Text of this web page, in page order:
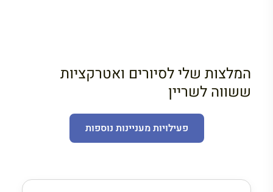
המלצות שלי לסיורים ואטרקציות
ששווה לשריין
פעילויות מעניינות נוספות